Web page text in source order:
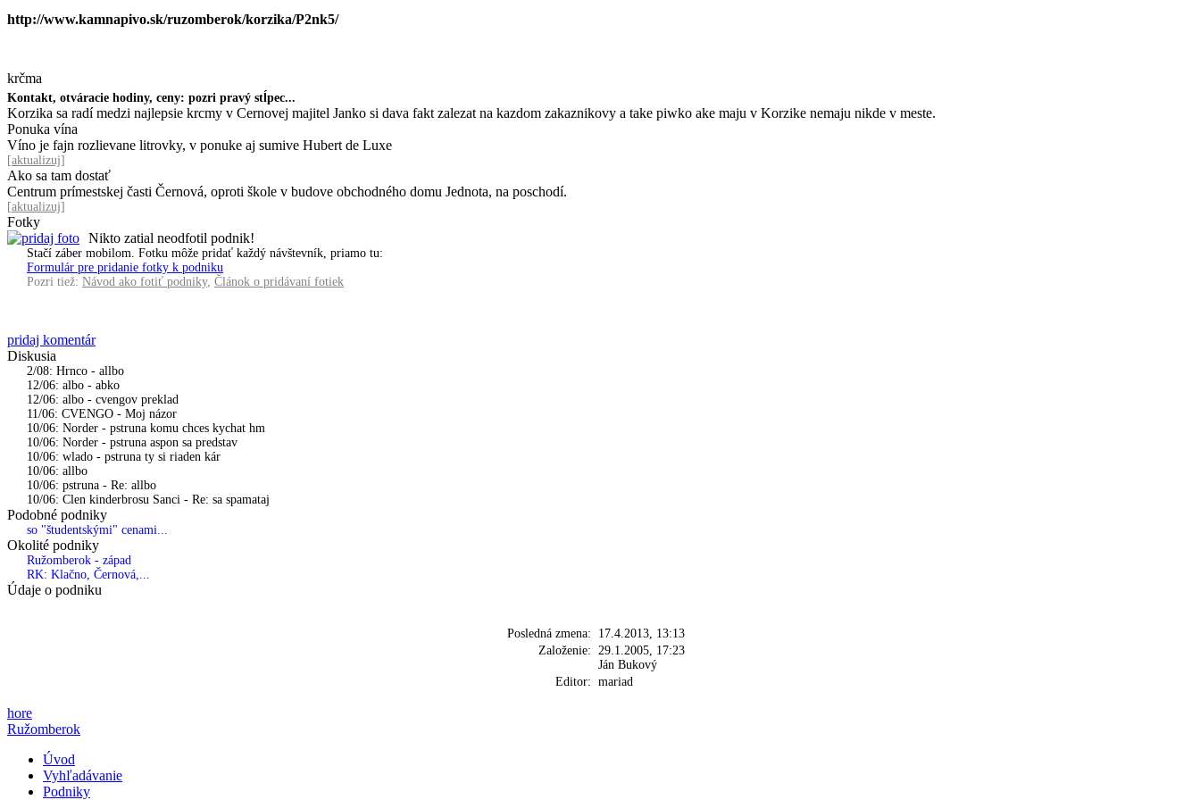
http://www.kamnapivo.sk/ruzomberok/korzika/P2nk5/
krčma
Kontakt, otváracie hodiny, ceny: pozri pravý stĺpec...
Korzika sa radí medzi najlepsie krcmy v Cernovej majitel Janko si dava fakt zalezat na kazdom zakaznikovy a take piwko ake maju v Korzike nemaju nikde v meste.
Ponuka vína
Víno je fajn rozlievane litrovky, v ponuke aj sumive Hubert de Luxe
[aktualizuj]
Ako sa tam dostať
Centrum prímestskej časti Černová, oproti škole v budove obchodného domu Jednota, na poschodí.
[aktualizuj]
Fotky
Nikto zatial neodfotil podnik!
Stačí záber mobilom. Fotku môže pridať každý návštevník, priamo tu:
Formulár pre pridanie fotky k podniku
Pozri tiež: Návod ako fotiť podniky, Článok o pridávaní fotiek
pridaj komentár
Diskusia
2/08: Hrnco - allbo
12/06: albo - abko
12/06: albo - cvengov preklad
11/06: CVENGO - Moj názor
10/06: Norder - pstruna komu chces kychat hm
10/06: Norder - pstruna aspon sa predstav
10/06: wlado - pstruna ty si riaden kár
10/06: allbo
10/06: pstruna - Re: allbo
10/06: Clen kinderbrosu Sanci - Re: sa spamataj
Podobné podniky
so "študentskými" cenami...
Okolité podniky
Ružomberok - západ
RK: Klačno, Černová,...
Údaje o podniku
Posledná zmena: 17.4.2013, 13:13
Založenie: 29.1.2005, 17:23
Ján Bukový
Editor: mariad
hore
Ružomberok
Úvod
Vyhľadávanie
Podniky